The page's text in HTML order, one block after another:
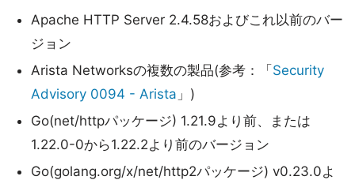
Apache HTTP Server 2.4.58およびこれ以前のバー
ジョン
Arista Networksの複数の製品(参考：「Security
Advisory 0094 - Arista 」)
Go(net/httpパッケージ) 1.21.9より前、または
1.22.0-0から1.22.2より前のバージョン
Go(golang.org/x/net/http2パッケージ) v0.23.0よ